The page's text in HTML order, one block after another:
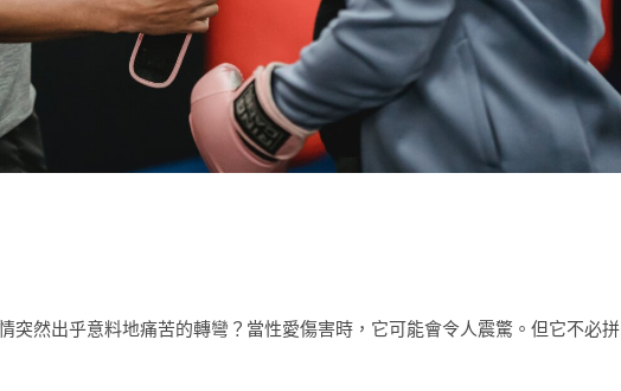
突然出乎意料地痛苦的轉彎？當性愛傷害時，它可能會令人震驚。但它不必拼